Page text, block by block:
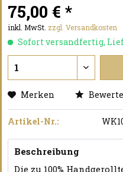
75,00 € *
inkl. MwSt. zzgl. Versandkosten
Sofort versandfertig,
Merken
Artikel-Nr.:
Beschreibung
Die zu 100%